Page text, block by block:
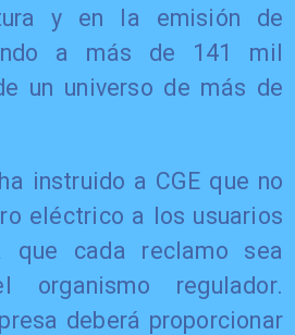
y en la emisión de
a más de 141 mil
un universo de más de
instruido a CGE que no
eléctrico a los usuarios
que cada reclamo sea
regulador.
deberá proporcionar